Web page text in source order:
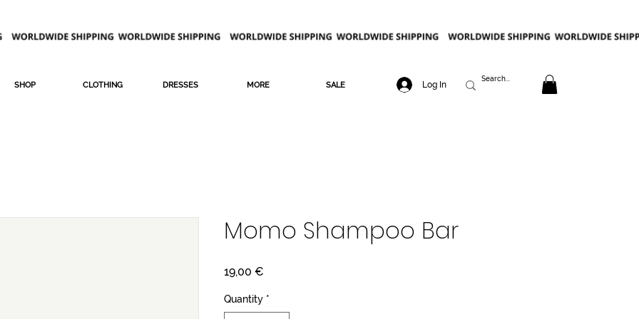
SHOP CLOTHING DRESSES MORE SALE Log In
Momo Shampoo Bar
19,00 €
Quantity *